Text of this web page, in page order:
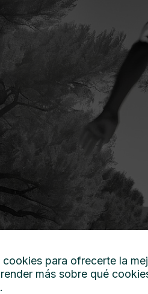
cookies para ofrecerte la
más sobre qué
.